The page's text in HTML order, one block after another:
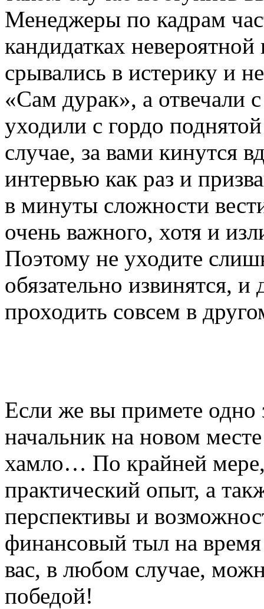
Менеджеры по кадрам
кандидатках
срывались в истерику и
«Сам дурак», а отвечали
уходили с гордо
случае, за вами кинутся
интервью как раз и
в минуты сложности
очень важного, хотя и
Поэтому не уходите
обязательно извинятся,
проходить совсем в
Если же вы примете одно
начальник на новом
хамло… По крайней
практический опыт, а
перспективы и
финансовый тыл на
вас, в любом случае,
победой!